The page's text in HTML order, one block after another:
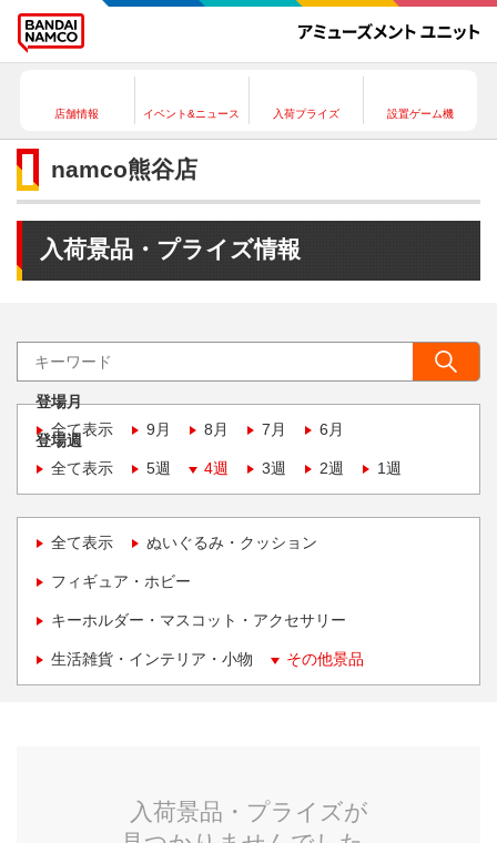
店舗情報 イベント&ニュース 入荷プライズ 設置ゲーム機
namco熊谷店
入荷景品・プライズ情報
登場月
全て表示
9月 8月 7月 6月
登場週
全て表示
5週 4週 3週 2週 1週
全て表示 ぬいぐるみ・クッション
フィギュア・ホビー
キーホルダー・マスコット・アクセサリー
生活雑貨・インテリア・小物 その他景品